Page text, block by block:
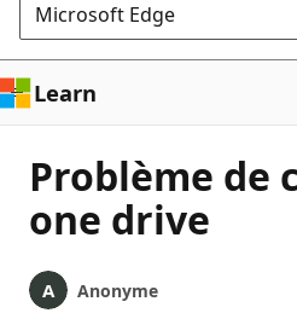
Microsoft Edge
Learn
Problème de
one drive
Anonyme